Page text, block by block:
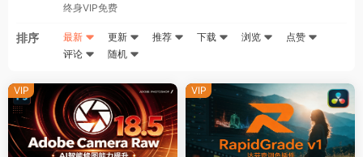
终身VIP免费
排序 最新 更新 推荐 下载 浏览
点赞
评论
随机
VIP VIP